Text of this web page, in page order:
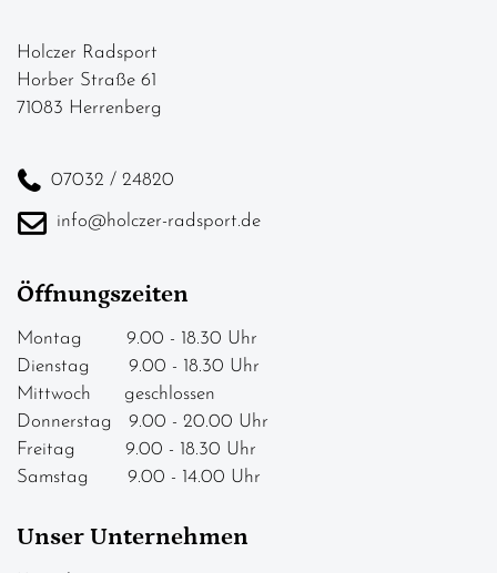
Holczer Radsport
Horber Straße 61
71083 Herrenberg
07032 / 24820
info@holczer-radsport.de
Öffnungszeiten
Montag 9.00 - 18.30 Uhr
Dienstag 9.00 - 18.30 Uhr
Mittwoch geschlossen
Donnerstag 9.00 - 20.00 Uhr
Freitag 9.00 - 18.30 Uhr
Samstag 9.00 - 14.00 Uhr
Unser Unternehmen